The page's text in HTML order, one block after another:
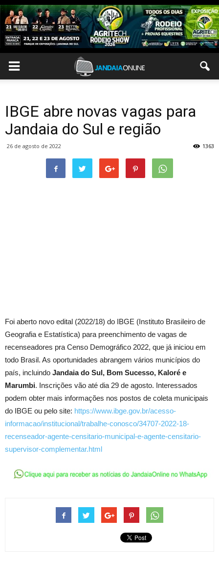
IBGE abre novas vagas para
Jandaia do Sul e região
26 de agosto de 2022 1363
Foi aberto novo edital (2022/18) do IBGE (Instituto Brasileiro de
Geografia e Estatística) para preenchimento de vagas de
recenseadores pra Censo Demográfico 2022, que já iniciou em
todo Brasil. As oportunidades abrangem vários municípios do
país, incluindo Jandaia do Sul, Bom Sucesso, Kaloré e
Marumbi. Inscrições vão até dia 29 de agosto. Interessados
podem obter mais informações nos postos de coleta municipais
do IBGE ou pelo site: https://www.ibge.gov.br/acesso-
informacao/institucional/trabalhe-conosco/34707-2022-18-
recenseador-agente-censitario-municipal-e-agente-censitario-
supervisor-complementar.html